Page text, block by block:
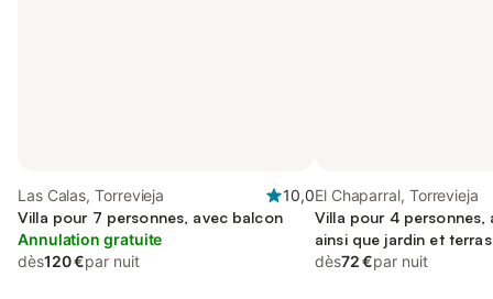
Las Calas, Torrevieja
10,0
Villa pour 7 personnes, avec balcon
Annulation gratuite
dès120 €par nuit
El Chaparral, Torrevieja
Villa pour 4 personnes,
ainsi que jardin et
acceptés
dès72 €par nuit